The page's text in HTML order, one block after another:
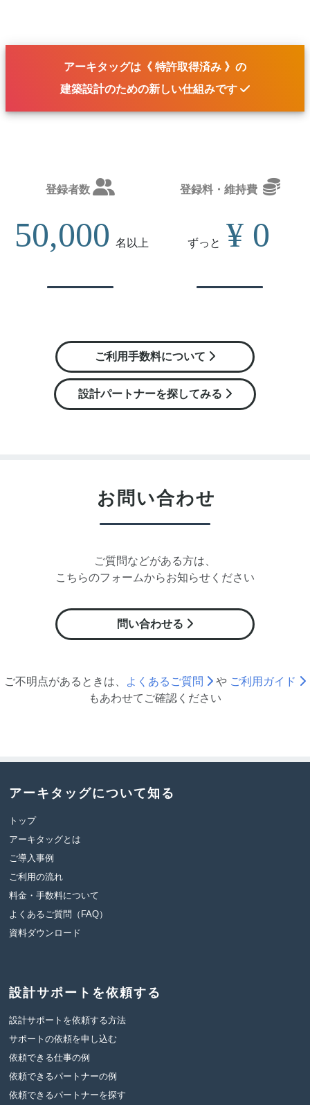
アーキタッグは《 特許取得済み 》の
建築設計のための新しい仕組みです
登録者数
50,000 名 以上
登録料・維持費
ずっと ¥ 0
ご利用手数料について
設計パートナーを探してみる
お問い合わせ
ご質問などがある方は、
こちらのフォームからお知らせください
問い合わせる
ご不明点があるときは、 よくあるご質問 や ご利用ガイド
もあわせて ご確認ください
アーキタッグについて知る
トップ
アーキタッグとは
ご導入事例
ご利用の流れ
料金・手数料について
よくあるご質問（FAQ）
資料ダウンロード
設計サポートを依頼する
設計サポートを依頼する方法
サポートの依頼を申し込む
依頼できる仕事の例
依頼できるパートナーの例
依頼できるパートナーを探す